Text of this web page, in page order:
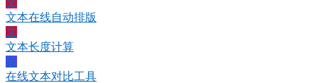
文本在线自动排版
文
文本长度计算
在
在线文本对比工具